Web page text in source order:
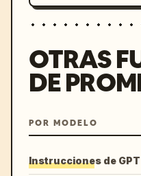
OTRAS
DE
POR MODELO
Instrucciones de GPT